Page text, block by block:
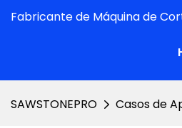
Fabricante de Máquina de
SAWSTONEPRO Casos de